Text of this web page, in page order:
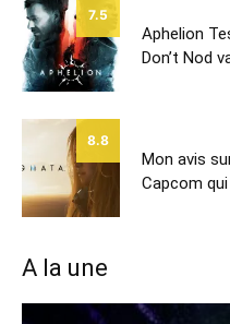
7.5
Aphelion
Don’t Nod
8.8
Mon avis
Capcom
A la une